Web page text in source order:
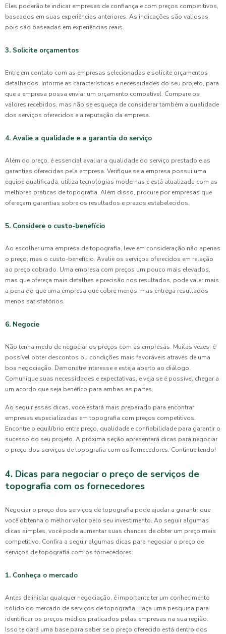
Eles poderão te indicar empresas de confiança e com preços competitivos,
baseados em suas experiências anteriores. As indicações são valiosas,
pois são baseadas em experiências reais.
3. Solicite orçamentos
Entre em contato com as empresas selecionadas e solicite orçamentos
detalhados. Informe as características e necessidades do seu projeto, para
que a empresa possa enviar um orçamento compatível. Compare os
valores recebidos, mas não se esqueça de considerar também a qualidade
dos serviços oferecidos e a reputação da empresa.
4. Avalie a qualidade e a garantia do serviço
Além do preço, é essencial avaliar a qualidade do serviço prestado e as
garantias oferecidas pela empresa. Verifique se a empresa possui uma
equipe qualificada, utiliza tecnologias modernas e está atualizada com as
melhores práticas de topografia. Além disso, procure por empresas que
ofereçam garantias sobre os resultados e prazos estabelecidos.
5. Considere o custo-benefício
Ao escolher uma empresa de topografia, leve em consideração não apenas
o preço, mas o custo-benefício. Avalie os serviços oferecidos em relação
ao preço cobrado. Uma empresa com preços um pouco mais elevados,
mas que ofereça mais detalhes e precisão nos resultados, pode valer mais
a pena do que uma empresa que cobre menos, mas entrega resultados
menos satisfatórios.
6. Negocie
Não tenha medo de negociar os preços com as empresas. Muitas vezes, é
possível obter descontos ou condições mais favoráveis através de uma
boa negociação. Demonstre interesse e esteja aberto ao diálogo.
Comunique suas necessidades e expectativas, e veja se é possível chegar a
um acordo que seja benéfico para ambas as partes.
Ao seguir essas dicas, você estará mais preparado para encontrar
empresas especializadas em topografia com preços competitivos.
Encontre o equilíbrio entre preço, qualidade e confiabilidade para garantir o
sucesso do seu projeto. A próxima seção apresentará dicas para negociar
o preço dos serviços de topografia com os fornecedores. Continue lendo!
4. Dicas para negociar o preço de serviços de
topografia com os fornecedores
Negociar o preço dos serviços de topografia pode ajudar a garantir que
você obtenha o melhor valor pelo seu investimento. Ao seguir algumas
dicas simples, você pode aumentar suas chances de obter um preço mais
competitivo. Confira a seguir algumas dicas para negociar o preço de
serviços de topografia com os fornecedores:
1. Conheça o mercado
Antes de iniciar qualquer negociação, é importante ter um conhecimento
sólido do mercado de serviços de topografia. Faça uma pesquisa para
identificar os preços médios praticados pelas empresas na sua região.
Isso te dará uma base para saber se o preço oferecido está dentro dos